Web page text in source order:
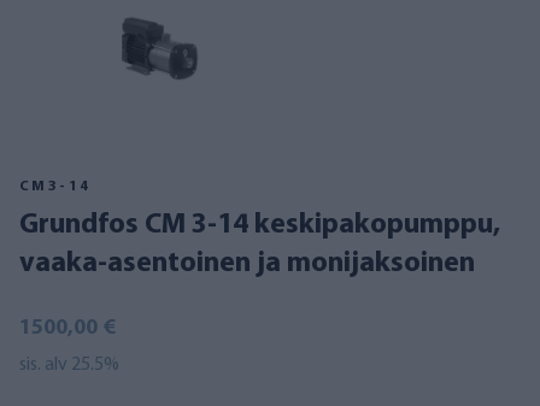
CM3-14
Grundfos CM 3-14 keskipakopumppu,
vaaka-asentoinen ja monijaksoinen
1500,00 €
sis. alv 25.5%